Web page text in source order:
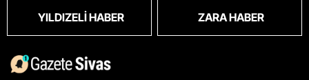
YILDIZELI HABER ZARA HABER